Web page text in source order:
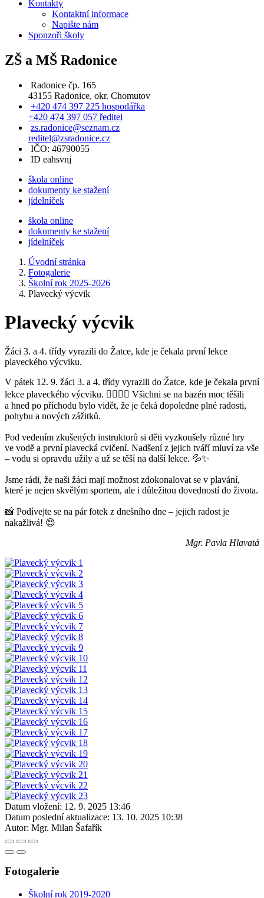
Kontakty
Kontaktní informace
Napište nám
Sponzoři školy
ZŠ a MŠ Radonice
Radonice čp. 165
43155 Radonice, okr. Chomutov
+420 474 397 225 hospodářka
+420 474 397 057 ředitel
zs.radonice@seznam.cz
reditel@zsradonice.cz
IČO: 46790055
ID eahsvnj
škola online
dokumenty ke stažení
jídelníček
škola online
dokumenty ke stažení
jídelníček
Úvodní stránka
Fotogalerie
Školní rok 2025-2026
Plavecký výcvik
Plavecký výcvik
Žáci 3. a 4. třídy vyrazili do Žatce, kde je čekala první lekce
plaveckého výcviku.
V pátek 12. 9. žáci 3. a 4. třídy vyrazili do Žatce, kde je čekala první
lekce plaveckého výcviku. 🏊‍♂️🏊‍♀️ Všichni se na bazén moc těšili
a hned po příchodu bylo vidět, že je čeká dopoledne plné radosti,
pohybu a nových zážitků.
Pod vedením zkušených instruktorů si děti vyzkoušely různé hry
ve vodě a první plavecká cvičení. Nadšení z jejich tváří mluví za vše
– vodu si opravdu užily a už se těší na další lekce. 💦✨
Jsme rádi, že naši žáci mají možnost zdokonalovat se v plavání,
které je nejen skvělým sportem, ale i důležitou dovedností do života.
📸 Podívejte se na pár fotek z dnešního dne – jejich radost je
nakažlivá! 😍
Mgr. Pavla Hlavatá
Datum vložení: 12. 9. 2025 13:46
Datum poslední aktualizace: 13. 10. 2025 10:38
Autor: Mgr. Milan Šafařík
Fotogalerie
Školní rok 2019-2020